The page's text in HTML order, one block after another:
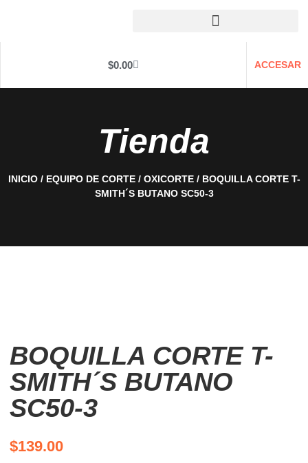
$0.00 ACCESAR
Tienda
INICIO/ EQUIPO DE CORTE/ OXICORTE/ BOQUILLA CORTE T-
SMITH´S BUTANO SC50-3
BOQUILLA CORTE T-
SMITH´S BUTANO
SC50-3
$139.00